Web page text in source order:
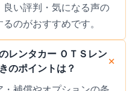
い評判・気になる声の
のがおすすめです。
レンタカー ＯＴＳレン
のポイントは？